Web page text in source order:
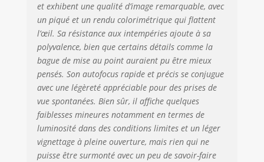
et exhibent une qualité d’image remarquable, avec
un piqué et un rendu colorimétrique qui flattent
l’œil. Sa résistance aux intempéries ajoute à sa
polyvalence, bien que certains détails comme la
bague de mise au point auraient pu être mieux
pensés. Son autofocus rapide et précis se conjugue
avec une légèreté appréciable pour des prises de
vue spontanées. Bien sûr, il affiche quelques
faiblesses mineures notamment en termes de
luminosité dans des conditions limites et un léger
vignettage à pleine ouverture, mais rien qui ne
puisse être surmonté avec un peu de savoir-faire